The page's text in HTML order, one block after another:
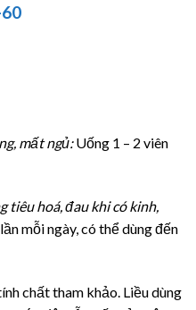
mất ngủ:Uống 1 – 2 viên
tiêu hoá, đau khi có kinh,
mỗi ngày, có thể dùng đến
chất tham khảo. Liều dùng